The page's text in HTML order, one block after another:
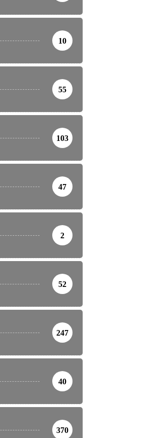
10
55
103
47
2
52
247
40
370